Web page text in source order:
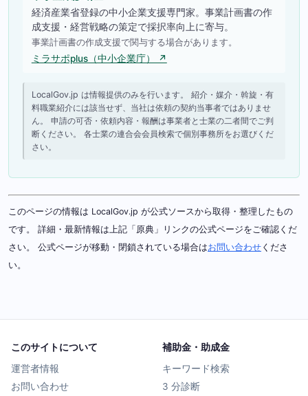
経済産業省登録の中小企業支援専門家。事業計画書の作
成支援・経営戦略の策定で採択率向上に寄与。
事業計画書の作成支援で関与する場合があります。
ミラサポplus（中小企業庁） ↗
LocalGov.jp は情報提供のみを行います。 紹介・媒介・斡旋・有
料職業紹介には該当せず、当社は依頼の契約当事者ではありませ
ん。 申請の可否・依頼内容・報酬は事業者と士業の二者間でご判
断ください。 各士業の連合会会員検索で個別事務所をお選びくだ
さい。
このページの情報は LocalGov.jp が公式ソースから取得・整理したもの
です。 詳細・最新情報は上記「原典」リンクの公式ページをご確認くだ
さい。 公式ページが移動・閉鎖されている場合はお問い合わせ くださ
い。
このサイトについて
運営者情報
お問い合わせ
補助金・助成金
キーワード検索
3 分診断